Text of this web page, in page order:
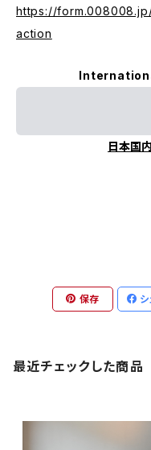
https://
action
日本国
保存
最近チェックした商品